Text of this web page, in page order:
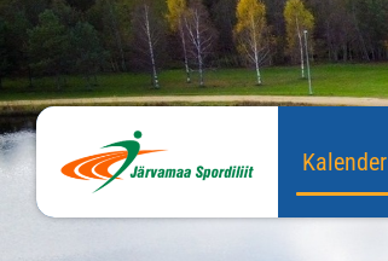
Kalender